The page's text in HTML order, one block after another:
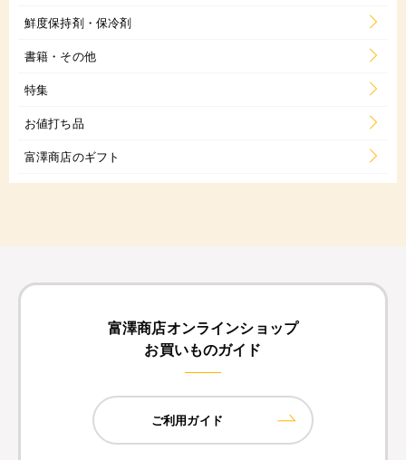
鮮度保持剤・保冷剤
書籍・その他
特集
お値打ち品
富澤商店のギフト
富澤商店オンラインショップ
お買いものガイド
ご利用ガイド